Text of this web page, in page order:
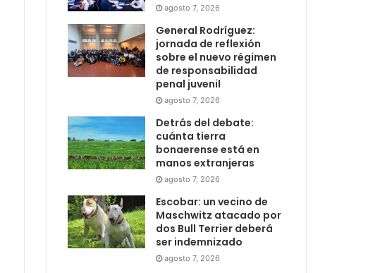
agosto 7, 2026
General Rodríguez:
jornada de reflexión
sobre el nuevo régimen
de responsabilidad
penal juvenil
agosto 7, 2026
Detrás del debate:
cuánta tierra
bonaerense está en
manos extranjeras
agosto 7, 2026
Escobar: un vecino de
Maschwitz atacado por
dos Bull Terrier deberá
ser indemnizado
agosto 7, 2026